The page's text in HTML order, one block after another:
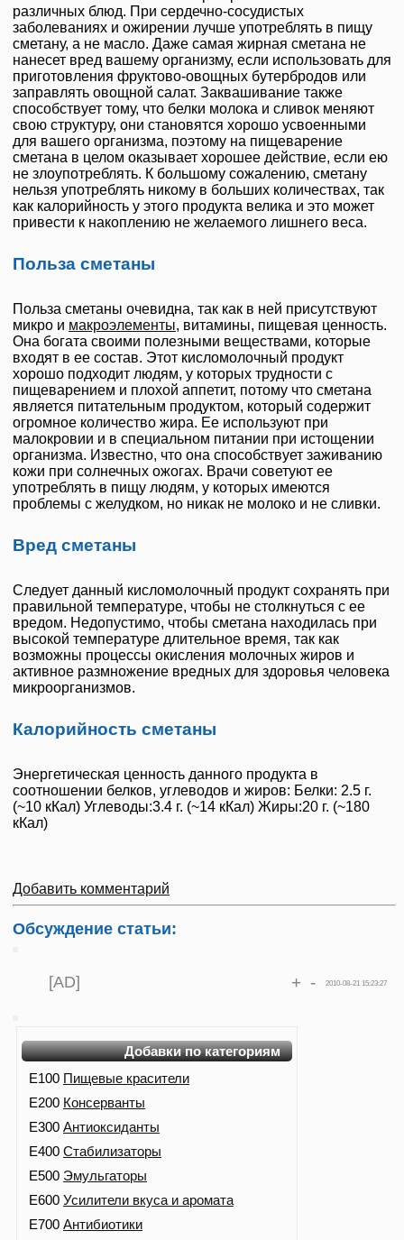
различных блюд. При сердечно-сосудистых
заболеваниях и ожирении лучше употреблять в пищу
сметану, а не масло. Даже самая жирная сметана не
нанесет вред вашему организму, если использовать для
приготовления фруктово-овощных бутербродов или
заправлять овощной салат. Заквашивание также
способствует тому, что белки молока и сливок меняют
свою структуру, они становятся хорошо усвоенными
для вашего организма, поэтому на пищеварение
сметана в целом оказывает хорошее действие, если ею
не злоупотреблять. К большому сожалению, сметану
нельзя употреблять никому в больших количествах, так
как калорийность у этого продукта велика и это может
привести к накоплению не желаемого лишнего веса.
Польза сметаны
Польза сметаны очевидна, так как в ней присутствуют
микро и макроэлементы, витамины, пищевая ценность.
Она богата своими полезными веществами, которые
входят в ее состав. Этот кисломолочный продукт
хорошо подходит людям, у которых трудности с
пищеварением и плохой аппетит, потому что сметана
является питательным продуктом, который содержит
огромное количество жира. Ее используют при
малокровии и в специальном питании при истощении
организма. Известно, что она способствует заживанию
кожи при солнечных ожогах. Врачи советуют ее
употреблять в пищу людям, у которых имеются
проблемы с желудком, но никак не молоко и не сливки.
Вред сметаны
Следует данный кисломолочный продукт сохранять при
правильной температуре, чтобы не столкнуться с ее
вредом. Недопустимо, чтобы сметана находилась при
высокой температуре длительное время, так как
возможны процессы окисления молочных жиров и
активное размножение вредных для здоровья человека
микроорганизмов.
Калорийность сметаны
Энергетическая ценность данного продукта в
соотношении белков, углеводов и жиров: Белки: 2.5 г.
(~10 кКал) Углеводы:3.4 г. (~14 кКал) Жиры:20 г. (~180
кКал)
Добавить комментарий
Обсуждение статьи:
[AD] 2010-08-21 15:23:27
+ -
Добавки по категориям
E100 Пищевые красители
E200 Консерванты
E300 Антиоксиданты
E400 Стабилизаторы
E500 Эмульгаторы
E600 Усилители вкуса и аромата
E700 Антибиотики